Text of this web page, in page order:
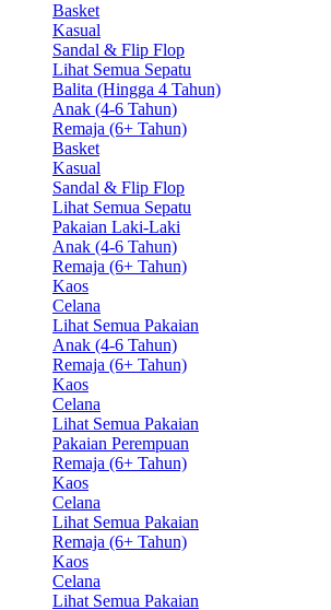
Basket
Kasual
Sandal & Flip Flop
Lihat Semua Sepatu
Balita (Hingga 4 Tahun)
Anak (4-6 Tahun)
Remaja (6+ Tahun)
Basket
Kasual
Sandal & Flip Flop
Lihat Semua Sepatu
Pakaian Laki-Laki
Anak (4-6 Tahun)
Remaja (6+ Tahun)
Kaos
Celana
Lihat Semua Pakaian
Anak (4-6 Tahun)
Remaja (6+ Tahun)
Kaos
Celana
Lihat Semua Pakaian
Pakaian Perempuan
Remaja (6+ Tahun)
Kaos
Celana
Lihat Semua Pakaian
Remaja (6+ Tahun)
Kaos
Celana
Lihat Semua Pakaian